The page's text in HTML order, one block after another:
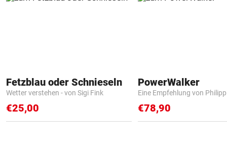
Fetzblau oder Schnieseln
Wetter verstehen - von Sigi Fink
€25,00
PowerWalker
Eine Empfehlung von
€78,90